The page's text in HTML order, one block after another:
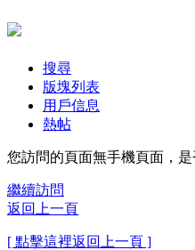
搜尋
版塊列表
用戶信息
熱帖
您訪問的頁面無手機頁面，
繼續訪問
返回上一頁
[ 點擊這裡返回上一頁 ]